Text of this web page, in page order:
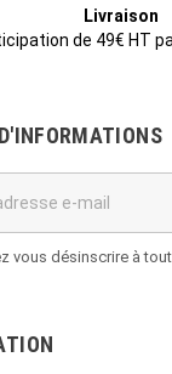
Livraison
de 49€ HT
vous désinscrire à